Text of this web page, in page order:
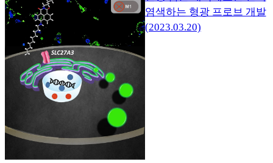
염색하는 형광 프로브 개발
(2023.03.20)